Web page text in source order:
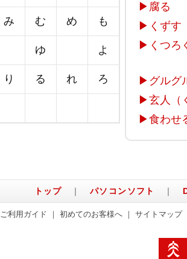
み む め も
ゆ よ
り る れ ろ
▶ 腐る
▶ くずす
▶ くつろ
▶ グルグ
▶玄人（
▶食わせ
トップ ｜ パソコンソフト ｜
ご利用ガイド ｜初めてのお客様へ ｜サイトマップ